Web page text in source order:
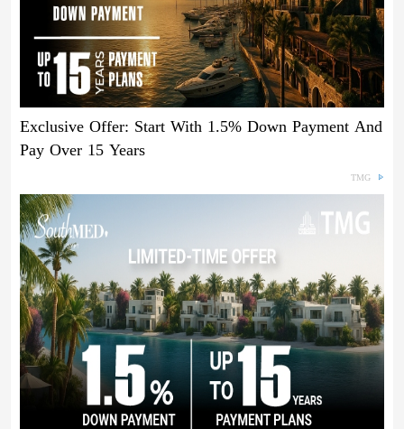
Exclusive Offer: Start With 1.5% Down Payment And
Pay Over 15 Years
TMG